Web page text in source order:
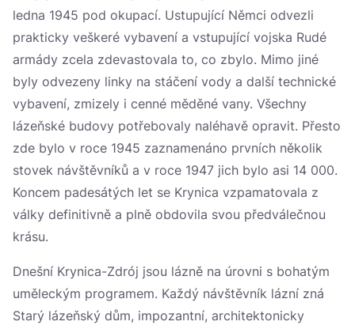
ledna 1945 pod okupací. Ustupující Němci odvezli
prakticky veškeré vybavení a vstupující vojska Rudé
armády zcela zdevastovala to, co zbylo. Mimo jiné
byly odvezeny linky na stáčení vody a další technické
vybavení, zmizely i cenné měděné vany. Všechny
lázeňské budovy potřebovaly naléhavě opravit. Přesto
zde bylo v roce 1945 zaznamenáno prvních několik
stovek návštěvníků a v roce 1947 jich bylo asi 14 000.
Koncem padesátých let se Krynica vzpamatovala z
války definitivně a plně obdovila svou předválečnou
krásu.
Dnešní Krynica-Zdrój jsou lázně na úrovni s bohatým
uměleckým programem. Každý návštěvník lázní zná
Starý lázeňský dům, impozantní, architektonicky